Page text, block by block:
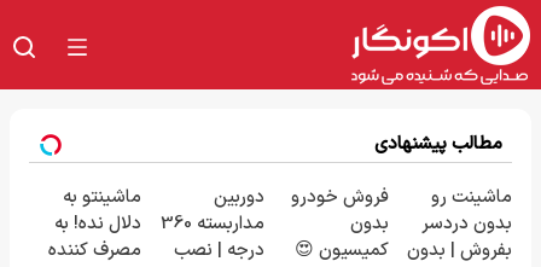
مطالب پیشنهادی
ماشینت رو
بدون دردسر
بفروش | بدون
فروش خودرو
بدون
کمیسیون 😍
دوربین
مداربسته 360
درجه | نصب
ماشینتو به
دلال نده! به
مصرف کننده